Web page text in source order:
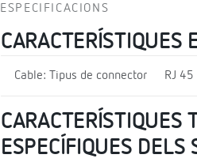
ESPECIFICACIONS
CARACTERÍSTIQUES
Cable: Tipus de connector RJ 45
CARACTERÍSTIQUES
ESPECÍFIQUES DELS